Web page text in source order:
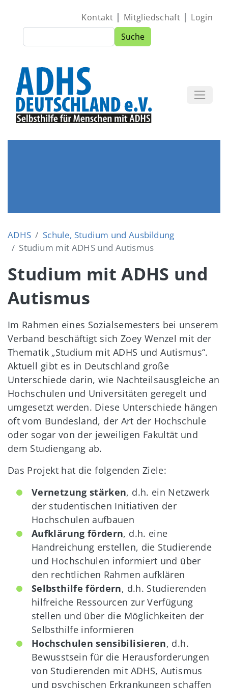
Suche Suche
Kontakt| Mitgliedschaft | Login
ADHS
Schule, Studium und Ausbildung
Studium mit ADHS und Autismus
Studium mit ADHS und
Autismus
Im Rahmen eines Sozialsemesters bei unserem
Verband beschäftigt sich Zoey Wenzel mit der
Thematik „Studium mit ADHS und Autismus“.
Aktuell gibt es in Deutschland große
Unterschiede darin, wie Nachteilsausgleiche an
Hochschulen und Universitäten geregelt und
umgesetzt werden. Diese Unterschiede hängen
oft vom Bundesland, der Art der Hochschule
oder sogar von der jeweiligen Fakultät und
dem Studiengang ab.
Das Projekt hat die folgenden Ziele:
Vernetzung stärken, d.h. ein Netzwerk
der studentischen Initiativen der
Hochschulen aufbauen
Aufklärung fördern, d.h. eine
Handreichung erstellen, die Studierende
und Hochschulen informiert und über
den rechtlichen Rahmen aufklären
Selbsthilfe fördern, d.h. Studierenden
hilfreiche Ressourcen zur Verfügung
stellen und über die Möglichkeiten der
Selbsthilfe informieren
Hochschulen sensibilisieren, d.h.
Bewusstsein für die Herausforderungen
von Studierenden mit ADHS, Autismus
und psychischen Erkrankungen schaffen